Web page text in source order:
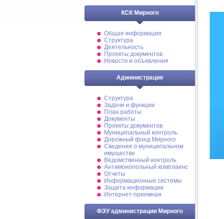
КСК Мирного
Общая информация
Структура
Деятельность
Проекты документов
Новости и объявления
Администрация
Структура
Задачи и функции
План работы
Документы
Проекты документов
Муниципальный контроль
Дорожный фонд Мирного
Cведения о муниципальном
имуществе
Ведомственный контроль
Антимонопольный комплаенс
Отчеты
Информационные системы
Защита информации
Интернет-приемная
ФЭУ администрации Мирного